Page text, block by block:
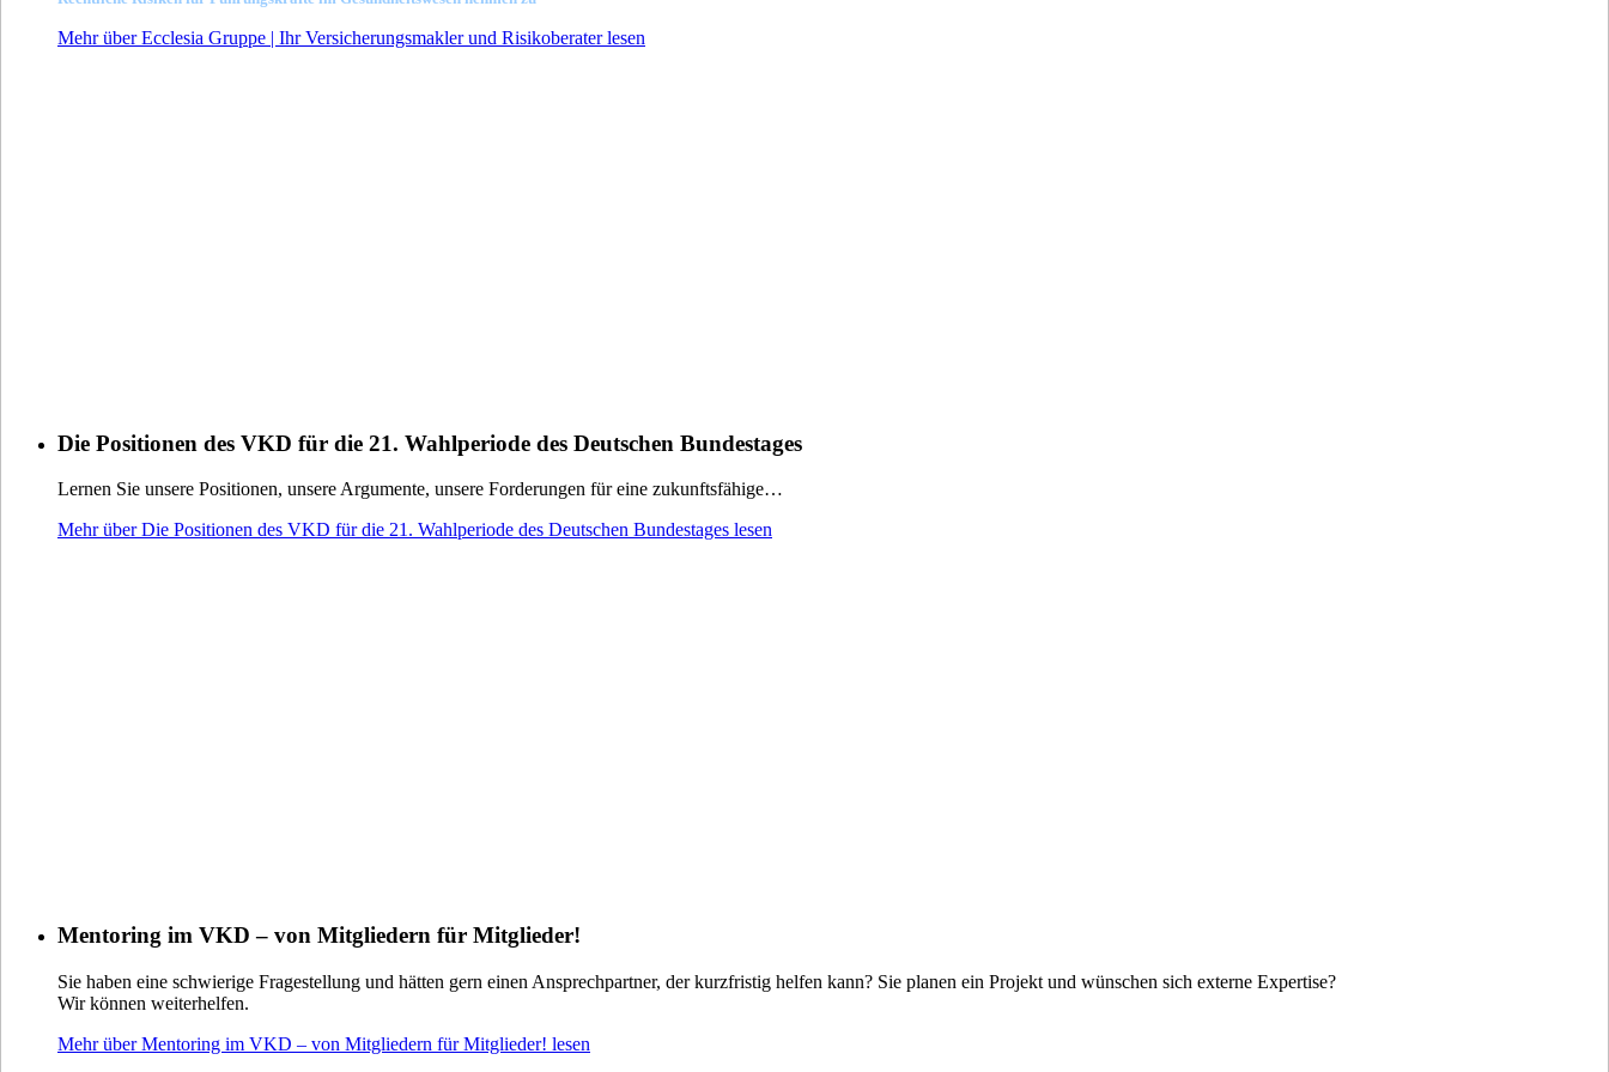
Mehr über Ecclesia Gruppe | Ihr Versicherungsmakler und Risikoberater lesen
Die Positionen des VKD für die 21. Wahlperiode des Deutschen Bundestages
Lernen Sie unsere Positionen, unsere Argumente, unsere Forderungen für eine zukunftsfähige…
Mehr über Die Positionen des VKD für die 21. Wahlperiode des Deutschen Bundestages lesen
Mentoring im VKD – von Mitgliedern für Mitglieder!
Sie haben eine schwierige Fragestellung und hätten gern einen Ansprechpartner, der kurzfristig helfen kann? Sie planen ein Projekt und wünschen sich externe Expertise?
Wir können weiterhelfen.
Mehr über Mentoring im VKD – von Mitgliedern für Mitglieder! lesen